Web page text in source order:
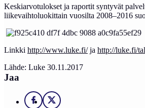
Keskiarvotulokset ja raportit syntyvät
liikevaihtoluokittain vuosilta 2008–2016
Linkki http://www.luke.fi/ja http://luke.fi/
Lähde: Luke 30.11.2017
Jaa
Facebook
X